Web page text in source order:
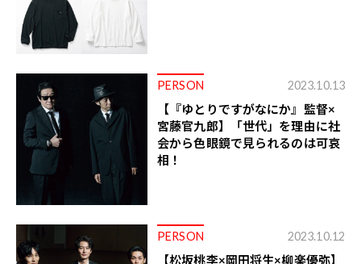
PERSON 2023.10.13
【『ゆとりですがなにか』監督×
宮藤官九郎】「世代」を理由に社
会から色眼鏡で見られるのは可哀
相！
PERSON 2023.10.12
【松坂桃李×岡田将生×柳楽優弥】